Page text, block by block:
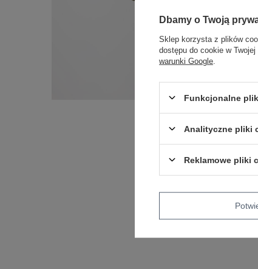
Dbamy o Twoją
Sklep korzysta z plików
dostępu do cookie w
warunki Google
Funkcjonalne
Analityczne pliki
Reklamowe pliki